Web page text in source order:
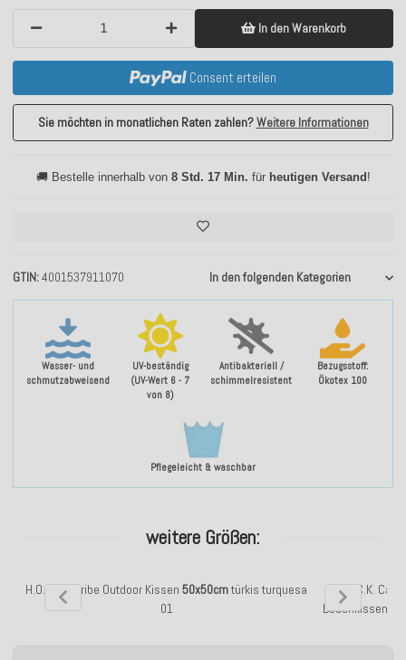
Wasser- und
schmutzabweisend
UV-beständig
(UV-Wert 6 - 7
von 8)
Antibakteriell /
schimmelresistent
Bezugsstoff:
Ökotex 100
Pflegeleicht & waschbar
GTIN 4001537911070 In den folgenden Kategorien
In den Warenkorb
Consent erteilen
Sie möchten in monatlichen Raten zahlen?Weitere Informationen
🚚 Bestelle innerhalb von 8 Std. 17 Min. für heutigen Versand!
weitere Größen:
H.O.C.K. Caribe Outdoor Kissen 50x50cmtürkis turquesa
01
H.O.C.K.
Bodenkissen